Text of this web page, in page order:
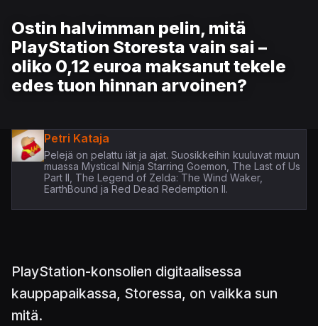
Ostin halvimman pelin, mitä
PlayStation Storesta vain sai –
oliko 0,12 euroa maksanut tekele
edes tuon hinnan arvoinen?
Petri Kataja
Pelejä on pelattu iät ja ajat. Suosikkeihin kuuluvat muun
muassa Mystical Ninja Starring Goemon, The Last of Us
Part II, The Legend of Zelda: The Wind Waker,
EarthBound ja Red Dead Redemption II.
PlayStation-konsolien digitaalisessa
kauppapaikassa, Storessa, on vaikka sun
mitä.